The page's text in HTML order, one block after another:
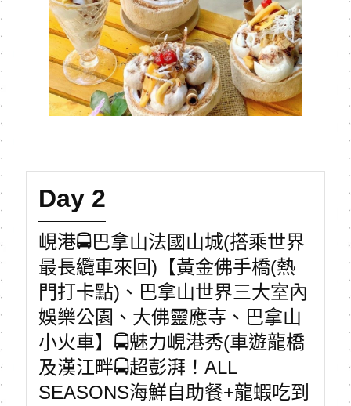
Day 2
峴港🚍巴拿山法國山城(搭乘世界
最長纜車來回)【黃金佛手橋(熱
門打卡點)、巴拿山世界三大室內
娛樂公園、大佛靈應寺、巴拿山
小火車】🚍魅力峴港秀(車遊龍橋
及漢江畔🚍超彭湃！ALL
SEASONS海鮮自助餐+龍蝦吃到